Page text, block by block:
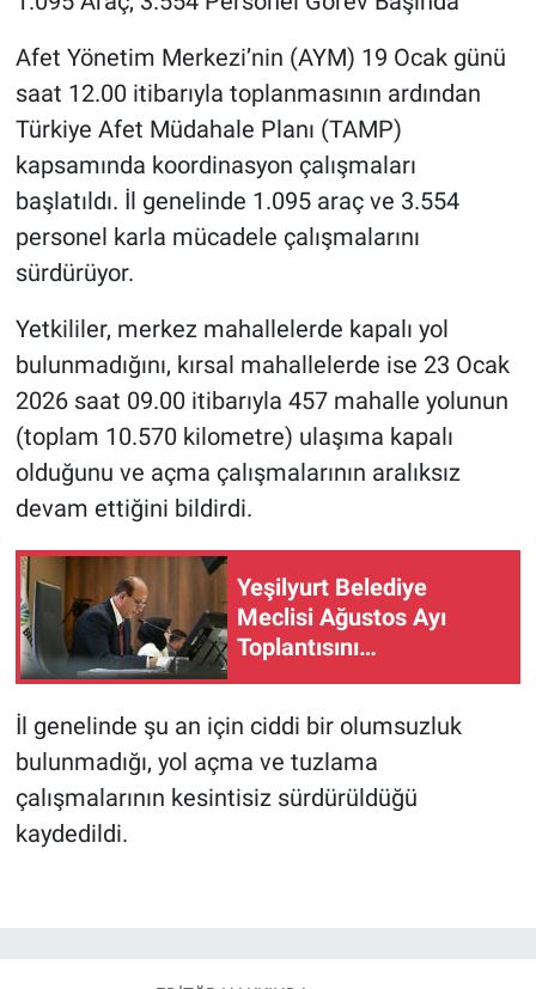
Afet Yönetim Merkezi’nin (AYM) 19 Ocak günü
saat 12.00 itibarıyla toplanmasının ardından
Türkiye Afet Müdahale Planı (TAMP)
kapsamında koordinasyon çalışmaları
başlatıldı. İl genelinde 1.095 araç ve 3.554
personel karla mücadele çalışmalarını
sürdürüyor.
Yetkililer, merkez mahallelerde kapalı yol
bulunmadığını, kırsal mahallelerde ise 23 Ocak
2026 saat 09.00 itibarıyla 457 mahalle yolunun
(toplam 10.570 kilometre) ulaşıma kapalı
olduğunu ve açma çalışmalarının aralıksız
devam ettiğini bildirdi.
Yeşilyurt Belediye
Meclisi Ağustos Ayı
Toplantısını
Gerçekleştirdi
İl genelinde şu an için ciddi bir olumsuzluk
bulunmadığı, yol açma ve tuzlama
çalışmalarının kesintisiz sürdürüldüğü
kaydedildi.